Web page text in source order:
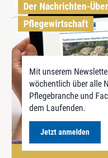
Der Nachrichten-
Pflegewirtschaft
Mit unserem
wöchentlich über alle
Pflegebranche und
dem Laufenden.
Jetzt anmelden